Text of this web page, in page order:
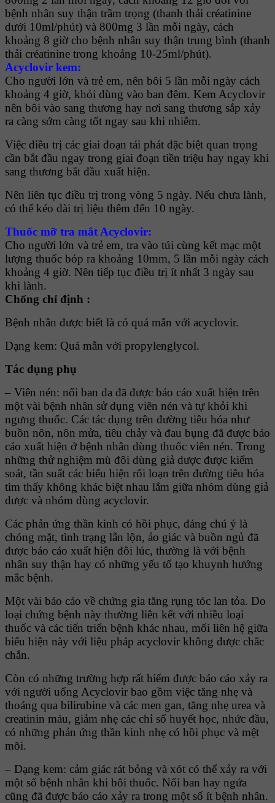
bệnh nhân suy thận trầm trọng (thanh thải créatinine
dưới 10ml/phút) và 800mg 3 lần mỗi ngày, cách
khoảng 8 giờ cho bệnh nhân suy thận trung bình (thanh
thải créatinine trong khoảng 10-25ml/phút).
Acyclovir kem:
Cho người lớn và trẻ em, nên bôi 5 lần mỗi ngày cách
khoảng 4 giờ, khỏi dùng vào ban đêm. Kem Acyclovir
nên bôi vào sang thương hay nơi sang thương sắp xảy
ra càng sớm càng tốt ngay sau khi nhiễm.
Việc điều trị các giai đoạn tái phát đặc biệt quan trọng
cần bắt đầu ngay trong giai đoạn tiền triệu hay ngay khi
sang thương bắt đầu xuất hiện.
Nên liên tục điều trị trong vòng 5 ngày. Nếu chưa lành,
có thể kéo dài trị liệu thêm đến 10 ngày.
Thuốc mỡ tra mắt Acyclovir:
Cho người lớn và trẻ em, tra vào túi cùng kết mạc một
lượng thuốc bóp ra khoảng 10mm, 5 lần mỗi ngày cách
khoảng 4 giờ. Nên tiếp tục điều trị ít nhất 3 ngày sau
khi lành.
Chống chỉ định :
Bệnh nhân được biết là có quá mẫn với acyclovir.
Dạng kem: Quá mẫn với propylenglycol.
Tác dụng phụ
– Viên nén: nổi ban da đã được báo cáo xuất hiện trên
một vài bệnh nhân sử dụng viên nén và tự khỏi khi
ngưng thuốc. Các tác dụng trên đường tiêu hóa như
buồn nôn, nôn mửa, tiêu chảy và đau bụng đã được báo
cáo xuất hiện ở bệnh nhân dùng thuốc viên nén. Trong
những thử nghiệm mù đôi dùng giả dược được kiểm
soát, tần suất các biểu hiện rối loạn trên đường tiêu hóa
tìm thấy không khác biệt nhau lắm giữa nhóm dùng giả
dược và nhóm dùng acyclovir.
Các phản ứng thần kinh có hồi phục, đáng chú ý là
chóng mặt, tình trạng lẫn lộn, ảo giác và buồn ngủ đã
được báo cáo xuất hiện đôi lúc, thường là với bệnh
nhân suy thận hay có những yếu tố tạo khuynh hướng
mắc bệnh.
Một vài báo cáo về chứng gia tăng rụng tóc lan tỏa. Do
loại chứng bệnh này thường liên kết với nhiều loại
thuốc và các tiến triển bệnh khác nhau, mối liên hệ giữa
biểu hiện này với liệu pháp acyclovir không được chắc
chắn.
Còn có những trường hợp rất hiếm được báo cáo xảy ra
với người uống Acyclovir bao gồm việc tăng nhẹ và
thoáng qua bilirubine và các men gan, tăng nhẹ urea và
creatinin máu, giảm nhẹ các chỉ số huyết học, nhức đầu,
có những phản ứng thần kinh nhẹ có hồi phục và mệt
mõi.
– Dạng kem: cảm giác rát bỏng và xót có thể xảy ra với
một số bệnh nhân khi bôi thuốc. Nổi ban hay ngứa
cũng đã được báo cáo xảy ra trong một số ít bệnh nhân.